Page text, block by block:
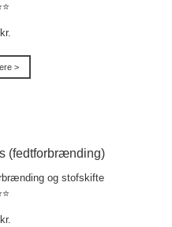
>
(fedtforbrænding)
og stofskifte